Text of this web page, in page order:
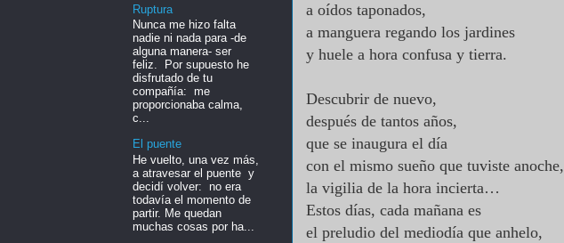
a oídos taponados,
a manguera regando los jardines
y huele a hora confusa y tierra.
Descubrir de nuevo,
después de tantos años,
que se inaugura el día
con el mismo sueño que tuviste anoche,
la vigilia de la hora incierta…
Estos días, cada mañana es
el preludio del mediodía que anhelo,
Ruptura
Nunca me hizo falta
nadie ni nada para -de
alguna manera- ser
feliz. Por supuesto he
disfrutado de tu
compañía: me
proporcionaba calma,
c...
El puente
He vuelto, una vez más,
a atravesar el puente y
decidí volver: no era
todavía el momento de
partir. Me quedan
muchas cosas por ha...